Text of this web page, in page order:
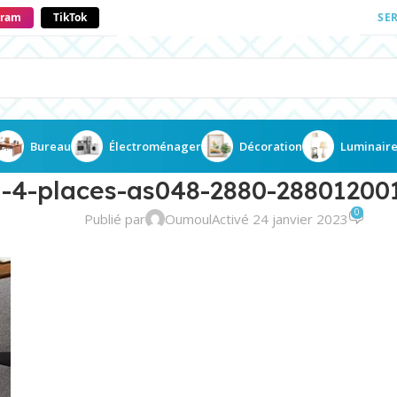
TikTok
Bureau Électroménager Décoration Luminaire
places-as048-2880-
Publié par OumoulActivé 24 janvier 2023 0